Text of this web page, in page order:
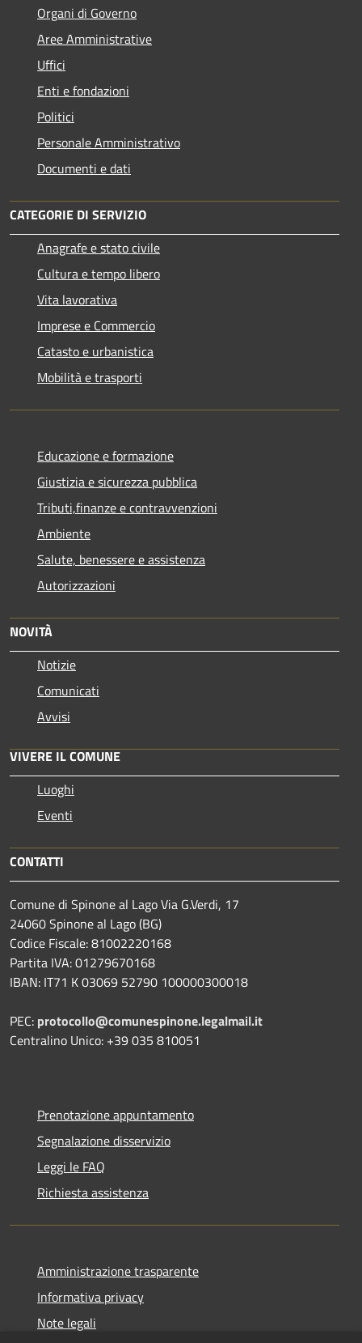
Organi di Governo
Aree Amministrative
Uffici
Enti e fondazioni
Politici
Personale Amministrativo
Documenti e dati
CATEGORIE DI SERVIZIO
Anagrafe e stato civile
Cultura e tempo libero
Vita lavorativa
Imprese e Commercio
Catasto e urbanistica
Mobilità e trasporti
Educazione e formazione
Giustizia e sicurezza pubblica
Tributi,finanze e contravvenzioni
Ambiente
Salute, benessere e assistenza
Autorizzazioni
NOVITÀ
Notizie
Comunicati
Avvisi
VIVERE IL COMUNE
Luoghi
Eventi
CONTATTI
Comune di Spinone al Lago Via G.Verdi, 17
24060 Spinone al Lago (BG)
Codice Fiscale: 81002220168
Partita IVA: 01279670168
IBAN: IT71 K 03069 52790 100000300018
PEC: protocollo@comunespinone.legalmail.it
Centralino Unico: +39 035 810051
Prenotazione appuntamento
Segnalazione disservizio
Leggi le FAQ
Richiesta assistenza
Amministrazione trasparente
Informativa privacy
Note legali